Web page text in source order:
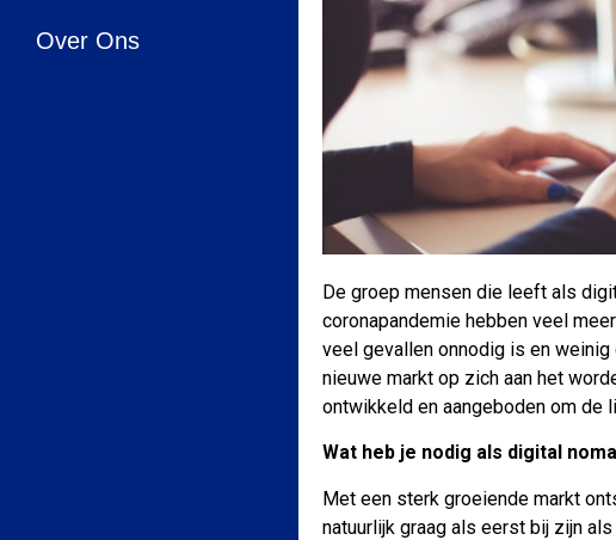
Over Ons
De groep mensen die leeft als
coronapandemie hebben veel
veel gevallen onnodig is en
nieuwe markt op zich aan het
ontwikkeld en aangeboden om de
Wat heb je nodig als digital
Met een sterk groeiende markt
natuurlijk graag als eerst bij zijn